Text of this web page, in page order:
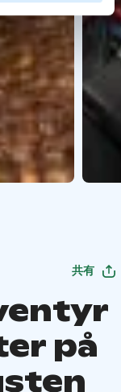
共有
på